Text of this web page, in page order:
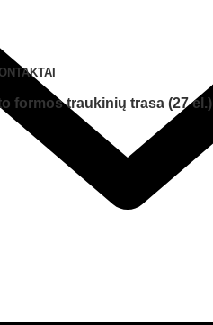
formos traukinių trasa (27 el.)